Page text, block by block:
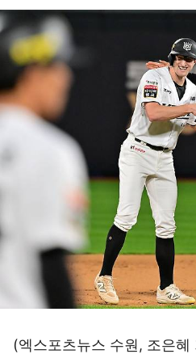
(엑스포츠뉴스 수원, 조은